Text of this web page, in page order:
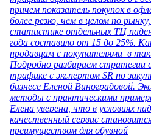
причем показатель покупок в
более резко, чем в целом по
статистике отдельных ТЦ
года составило от 15 до 25%.
продавцам с покупателями в
Подробно разбираем стратегии
трафике с экспертом SR по
бизнесе Еленой Виноградовой.
методы с практическими
Елена уверена, что в условиях
качественный сервис
преимуществом для обувной